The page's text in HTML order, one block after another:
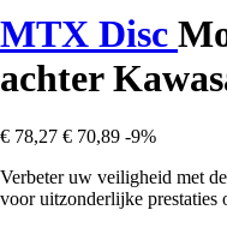
MTX Disc
achter
€ 78,27 € 70,89 -9%
Verbeter uw veiligheid met
voor uitzonderlijke prestaties